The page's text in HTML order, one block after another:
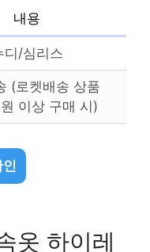
내용
디/심리스
(로켓배송 상품
이상 구매 시)
옷 하이레